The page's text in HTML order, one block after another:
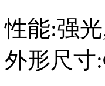
性能:强
外形尺寸